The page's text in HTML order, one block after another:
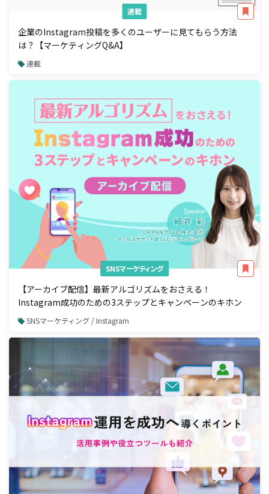
連載
企業のInstagram投稿を多くのユーザーに見てもらう方法
は？【マーケティングQ&A】
連載
SNSマーケティング
【アーカイブ配信】最新アルゴリズムをおさえる！
Instagram成功のための3ステップとキャンペーンのキホン
SNSマーケティング / Instagram